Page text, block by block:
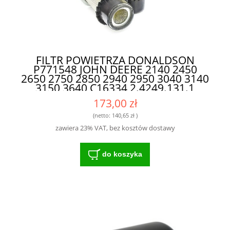
FILTR POWIETRZA DONALDSON
P771548 JOHN DEERE 2140 2450
2650 2750 2850 2940 2950 3040 3140
3150 3640 C16334 2.4249.131.1
AL30394 - PROFESJONALNY FILTR DO
MASZYN ROLNICZYCH
173,00 zł
(netto: 140,65 zł)
zawiera 23% VAT, bez kosztów dostawy
do koszyka